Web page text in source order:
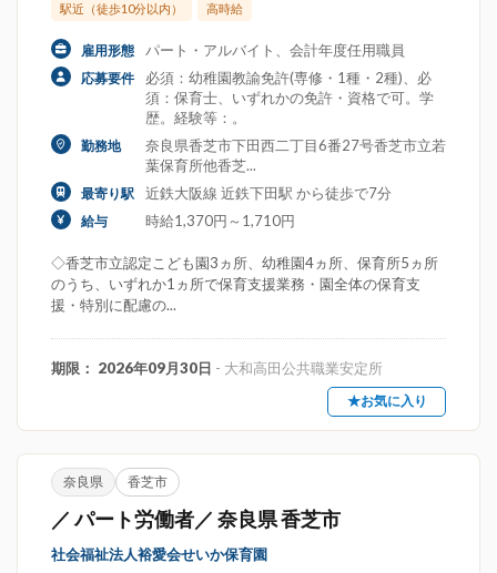
駅近（徒歩10分以内） 高時給
雇用形態 パート・アルバイト、会計年度任用職員
応募要件
必須：幼稚園教諭免許(専修・1種・2種)、必
須：保育士、いずれかの免許・資格で可。学
歴。経験等：。
勤務地
奈良県香芝市下田西二丁目6番27号香芝市立若
葉保育所他香芝...
最寄り駅 近鉄大阪線 近鉄下田駅 から徒歩で7分
給与 時給1,370円～1,710円
◇香芝市立認定こども園3ヵ所、幼稚園4ヵ所、保育所5ヵ所
のうち、いずれか1ヵ所で保育支援業務・園全体の保育支
援・特別に配慮の...
期限： 2026年09月30日 - 大和高田公共職業安定所
★お気に入り
奈良県 香芝市
／ パート労働者／ 奈良県 香芝市
社会福祉法人裕愛会せいか保育園